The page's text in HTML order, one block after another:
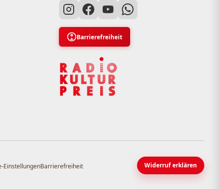
Barrierefreiheit
EinstellungenBarrierefreiheit Widerruf erklären